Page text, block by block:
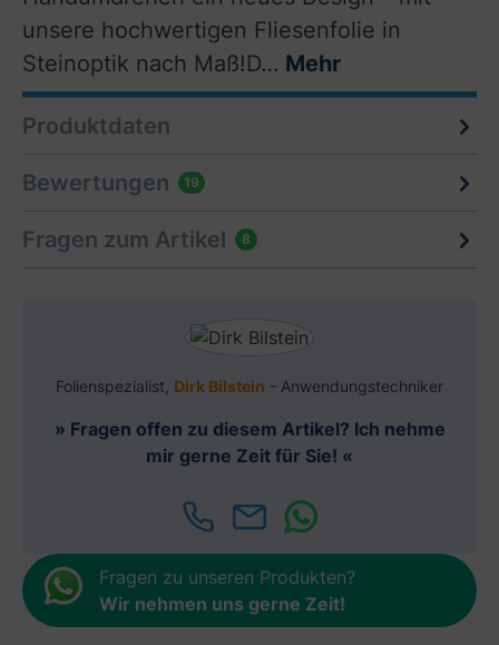
unsere hochwertigen Fliesenfolie in
Steinoptik nach Maß!D… Mehr
Produktdaten
Bewertungen 19
Fragen zum Artikel 8
Folienspezialist, Dirk Bilstein - Anwendungstechniker
» Fragen offen zu diesem Artikel? Ich nehme
mir gerne Zeit für Sie! «
Fragen zu unseren Produkten?
Wir nehmen uns gerne Zeit!